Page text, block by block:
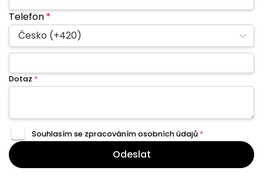
Telefon*
Česko (+420)
Dotaz *
Souhlasím se zpracovánímosobních údajů *
Odeslat